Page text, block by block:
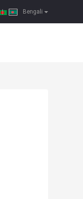
Bengali
|